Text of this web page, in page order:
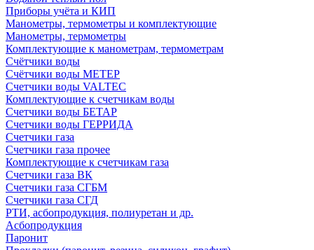
Приборы учёта и КИП
Манометры, термометры и комплектующие
Манометры, термометры
Комплектующие к манометрам, термометрам
Счётчики воды
Счётчики воды МЕТЕР
Счетчики воды VALTEC
Комплектующие к счетчикам воды
Счетчики воды БЕТАР
Счетчики воды ГЕРРИДА
Счетчики газа
Счетчики газа прочее
Комплектующие к счетчикам газа
Счетчики газа ВК
Счетчики газа СГБМ
Счетчики газа СГД
РТИ, асбопродукция, полиуретан и др.
Асбопродукция
Паронит